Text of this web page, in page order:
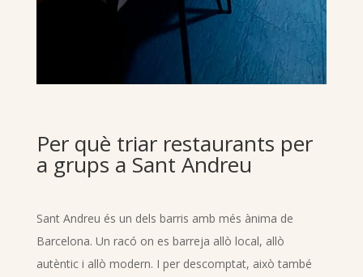
Per què triar restaurants per
a grups a Sant Andreu
Sant Andreu és un dels barris amb més ànima de
Barcelona. Un racó on es barreja allò local, allò
autèntic i allò modern. I per descomptat, això també